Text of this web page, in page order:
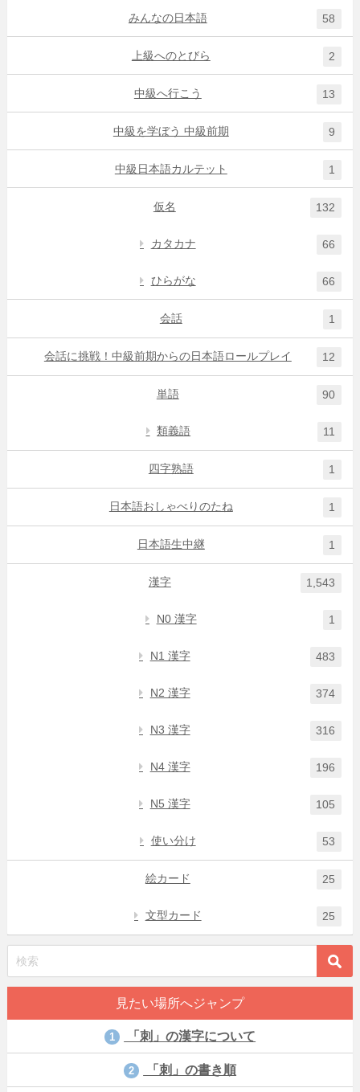
みんなの日本語 58
上級へのとびら 2
中級へ行こう 13
中級を学ぼう 中級前期 9
中級日本語カルテット 1
仮名 132
カタカナ 66
ひらがな 66
会話 1
会話に挑戦！中級前期からの日本語ロールプレイ 12
単語 90
類義語 11
四字熟語 1
日本語おしゃべりのたね 1
日本語生中継 1
漢字 1,543
N0 漢字 1
N1 漢字 483
N2 漢字 374
N3 漢字 316
N4 漢字 196
N5 漢字 105
使い分け 53
絵カード 25
文型カード 25
見たい場所へジャンプ
1 「刺」の漢字について
2 「刺」の書き順